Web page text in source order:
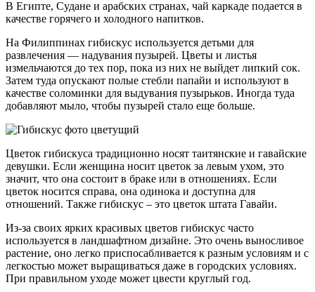
В Египте, Судане и арабских странах, чай каркаде подается в
качестве горячего и холодного напитков.
На Филиппинах гибискус используется детьми для
развлечения — надувания пузырей. Цветы и листья
измельчаются до тех пор, пока из них не выйдет липкий сок.
Затем туда опускают полые стебли папайи и используют в
качестве соломинки для выдувания пузырьков. Иногда туда
добавляют мыло, чтобы пузырей стало еще больше.
Цветок гибискуса традиционно носят таитянские и гавайские
девушки. Если женщина носит цветок за левым ухом, это
значит, что она состоит в браке или в отношениях. Если
цветок носится справа, она одинока и доступна для
отношений. Также гибискус – это цветок штата Гавайи.
Из-за своих ярких красивых цветов гибискус часто
используется в ландшафтном дизайне. Это очень выносливое
растение, оно легко приспосабливается к разным условиям и с
легкостью может выращиваться даже в городских условиях.
При правильном уходе может цвести круглый год.